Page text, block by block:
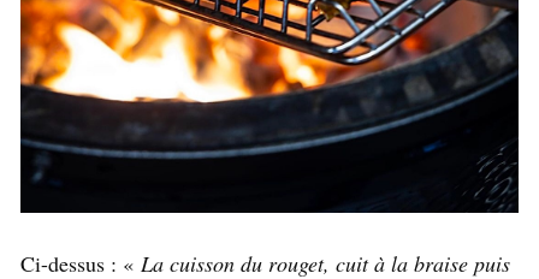
Ci-dessus : « La cuisson du rouget, cuit à la braise puis